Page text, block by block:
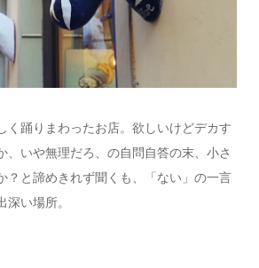
く踊りまわったお店。欲しいけどデカす
、いや無理だろ、の自問自答の末、小さ
？と諦めきれず聞くも、「ない」の一言
い場所。